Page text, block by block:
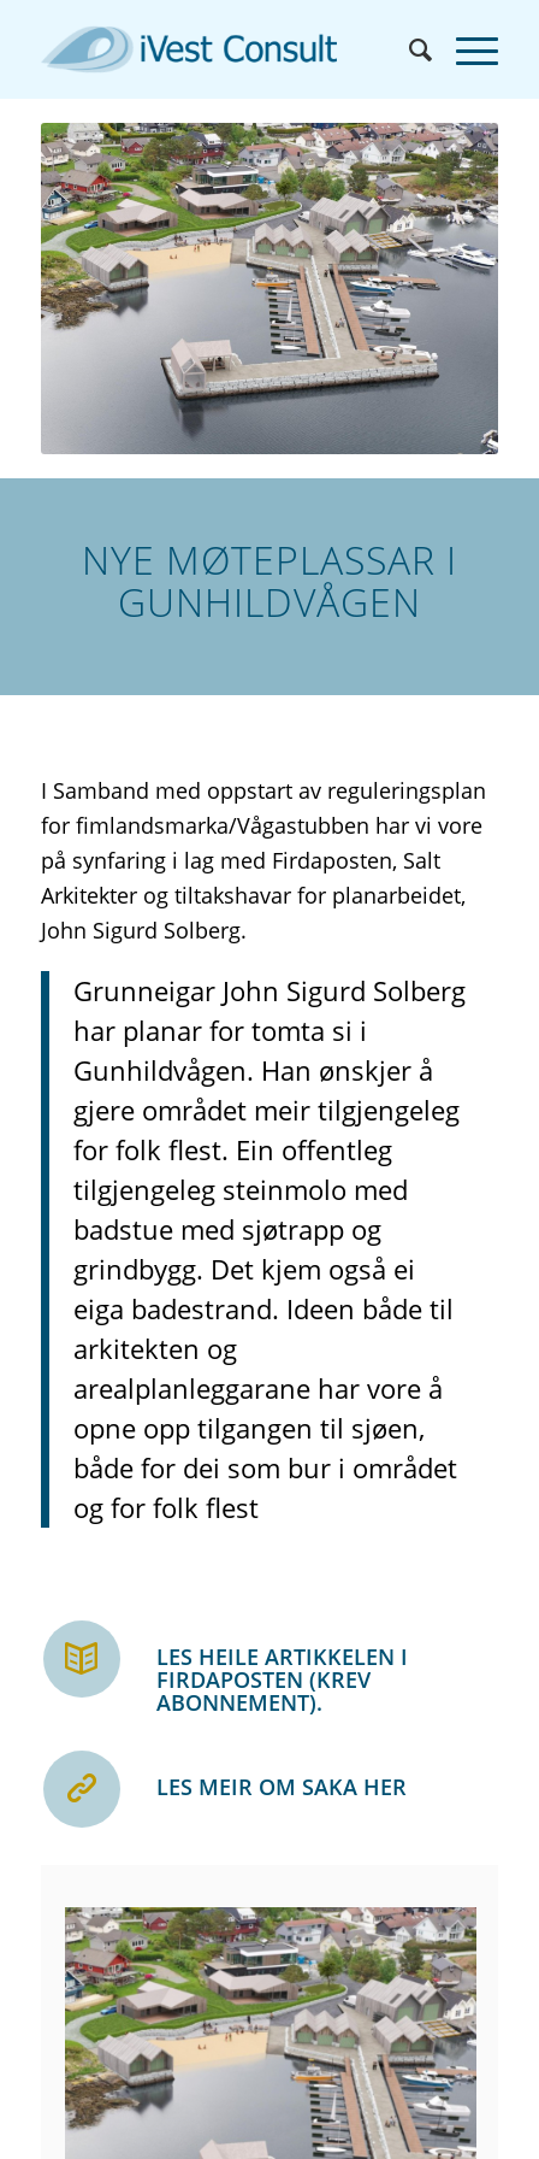
NYE MØTEPLASSAR I
GUNHILDVÅGEN
I Samband med oppstart av reguleringsplan
for fimlandsmarka/Vågastubben har vi vore
på synfaring i lag med Firdaposten, Salt
Arkitekter og tiltakshavar for planarbeidet,
John Sigurd Solberg.
Grunneigar John Sigurd Solberg
har planar for tomta si i
Gunhildvågen. Han ønskjer å
gjere området meir tilgjengeleg
for folk flest. Ein offentleg
tilgjengeleg steinmolo med
badstue med sjøtrapp og
grindbygg. Det kjem også ei
eiga badestrand. Ideen både til
arkitekten og
arealplanleggarane har vore å
opne opp tilgangen til sjøen,
både for dei som bur i området
og for folk flest
LES HEILE ARTIKKELEN I
FIRDAPOSTEN (KREV
ABONNEMENT).
LES MEIR OM SAKA HER